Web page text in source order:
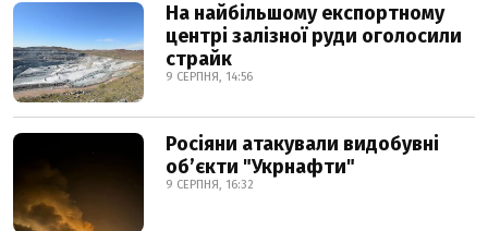
На найбільшому експортному
центрі залізної руди оголосили
страйк
9 СЕРПНЯ, 14:56
Росіяни атакували видобувні
обʼєкти "Укрнафти"
9 СЕРПНЯ, 16:32